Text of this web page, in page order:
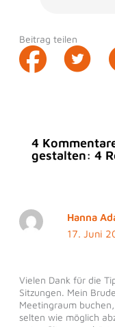
Beitrag teilen
4
gestalten: 4
Hanna
17. Juni
Vielen Dank für die
Sitzungen. Mein
Meetingraum
selten wie möglich